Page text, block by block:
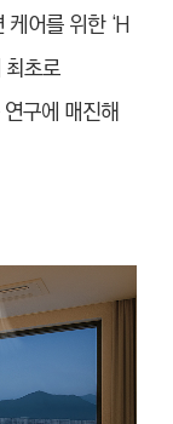
어를 위한 ‘H
초로
구에 매진해